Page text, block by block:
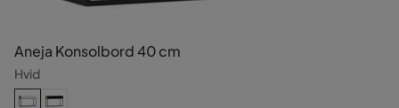
Aneja Konsolbord 40 cm
Hvid